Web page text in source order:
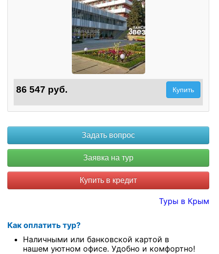
86 547 руб. Купить
Купить в кредит
Туры в Крым
Как оплатить тур?
Наличными или банковской картой в
нашем уютном офисе. Удобно и комфортно!